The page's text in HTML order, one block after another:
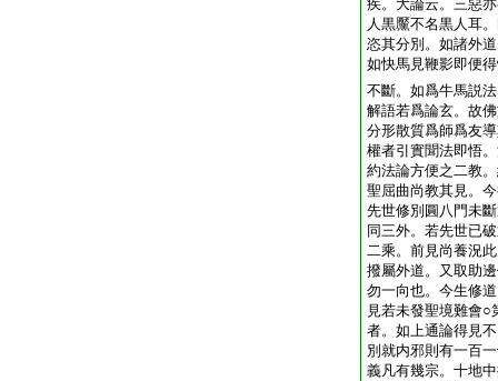
疾。大論云。三惡
人黒黶不名黒人耳
恣其分別。如諸外
如快馬見鞭影即便
不斷。如爲牛馬説
解語若爲論玄。故
分形散質爲師爲友
權者引實聞法即悟
約法論方便之二教
聖屈曲尚教其見。
先世修別圓八門未
同三外。若先世已
二乘。前見尚養況
撥屬外道。又取助
勿一向也。今生修
見若未發聖境難會○
者。如上通論得見
別就内邪則有一百
義凡有幾宗。十地